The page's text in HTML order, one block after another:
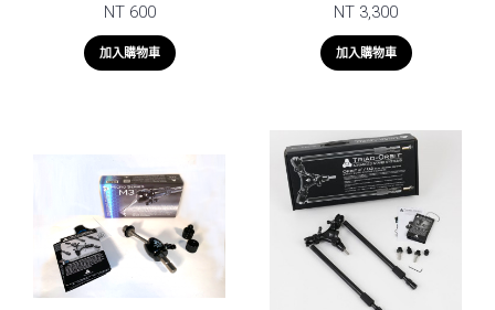
NT 600
加入購物車
NT 3,300
加入購物車